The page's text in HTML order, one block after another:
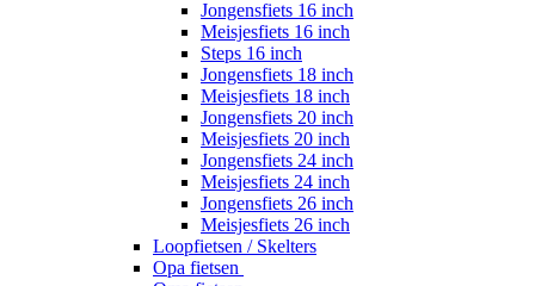
Jongensfiets 16 inch
Meisjesfiets 16 inch
Steps 16 inch
Jongensfiets 18 inch
Meisjesfiets 18 inch
Jongensfiets 20 inch
Meisjesfiets 20 inch
Jongensfiets 24 inch
Meisjesfiets 24 inch
Jongensfiets 26 inch
Meisjesfiets 26 inch
Loopfietsen / Skelters
Opa fietsen